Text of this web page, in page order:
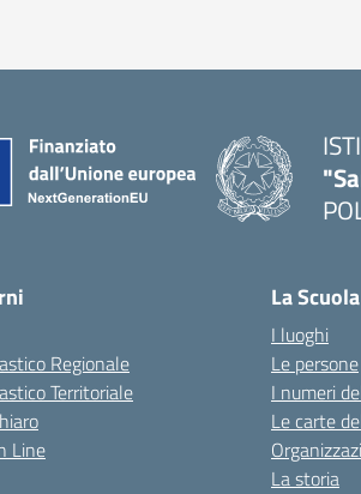
Regionale
Territoriale
Line
La Scuola
I luoghi
Le persone
I numeri
Le carte
La storia